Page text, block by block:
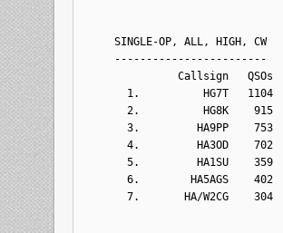
SINGLE-OP, ALL, HIGH, CW
------------------------
Callsign   QSOs  Points
1.          HG7T   1104
2.          HG8K    915
3.         HA9PP    753
4.         HA3OD    702
5.         HA1SU    359
6.        HA5AGS    402
7.       HA/W2CG    304